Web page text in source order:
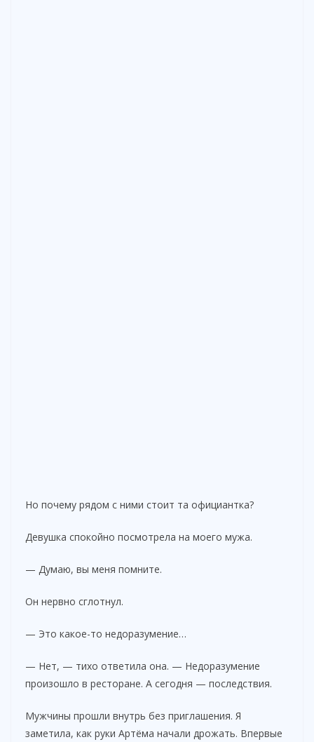
Но почему рядом с ними стоит та официантка?
Девушка спокойно посмотрела на моего мужа.
— Думаю, вы меня помните.
Он нервно сглотнул.
— Это какое-то недоразумение…
— Нет, — тихо ответила она. — Недоразумение
произошло в ресторане. А сегодня — последствия.
Мужчины прошли внутрь без приглашения. Я
заметила, как руки Артёма начали дрожать. Впервые